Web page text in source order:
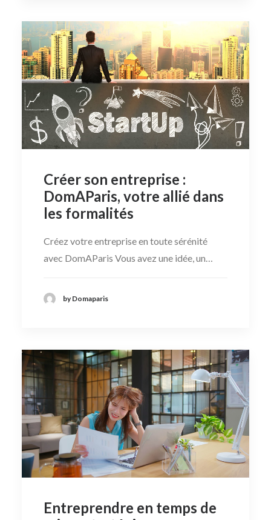
Créer son entreprise :
DomAParis, votre allié dans
les formalités
Créez votre entreprise en toute sérénité
avec DomAParis Vous avez une idée, un…
by Domaparis
Entreprendre en temps de